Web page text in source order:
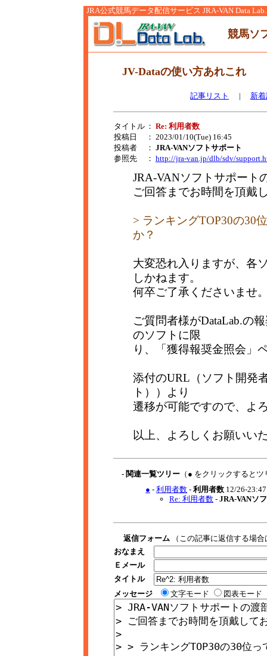
JRA公式競馬データ配信サービス JRA-VAN Data Lab.
競馬ソ
JV-Dataの使い方あれこれ
記事リスト | 新
タイトル ： Re: 利用者数
投稿日
： 2023/01/10(Tue) 16:45
投稿者
： JRA-VANソフトサポート
参照先
： http://jra-van.jp/dlb/sdv/
JRA-VANソフトサポート
ご回答までお時間を頂戴
> ランキングTOP30の30
か？
大変恐れ入りますが、各
しかねます。
何卒ご了承くださいませ
ご質問者様がDataLab.の
のソフトに限
り、「獲得報奨金照会」
添付のURL（ソフト開発
ト））より
遷移が可能ですので、よ
以上、よろしくお願いい
- 関連一覧ツリー （● をクリックすると
● - 利用者数 - 利用者数 12/26-
Re: 利用者数 - JRA-VANソ
返信フォーム （この記事に返信する場
おなまえ
Ｅメール
タイトル
メッセージ
文字モード 図表モード